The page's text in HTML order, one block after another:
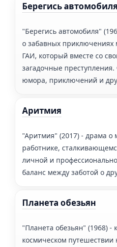
Берегись автомобиля
"Берегись автомобиля"
о забавных приключениях
ГАИ, который вместе со
загадочные
юмора, приключений и
Аритмия
"Аритмия" (2017) - драма о
работнике,
личной и
баланс между заботой о
Планета обезьян
"Планета обезьян" (1968) -
космическом путешествии